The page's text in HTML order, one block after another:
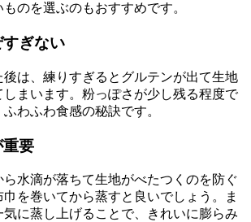
のを選ぶのもおすすめです。
ぎない
後は、練りすぎるとグルテンが出て生地
しまいます。粉っぽさが少し残る程度で
わふわ食感の秘訣です。
要
水滴が落ちて生地がべたつくのを防ぐ
を巻いてから蒸すと良いでしょう。ま
気に蒸し上げることで、きれいに膨らみ